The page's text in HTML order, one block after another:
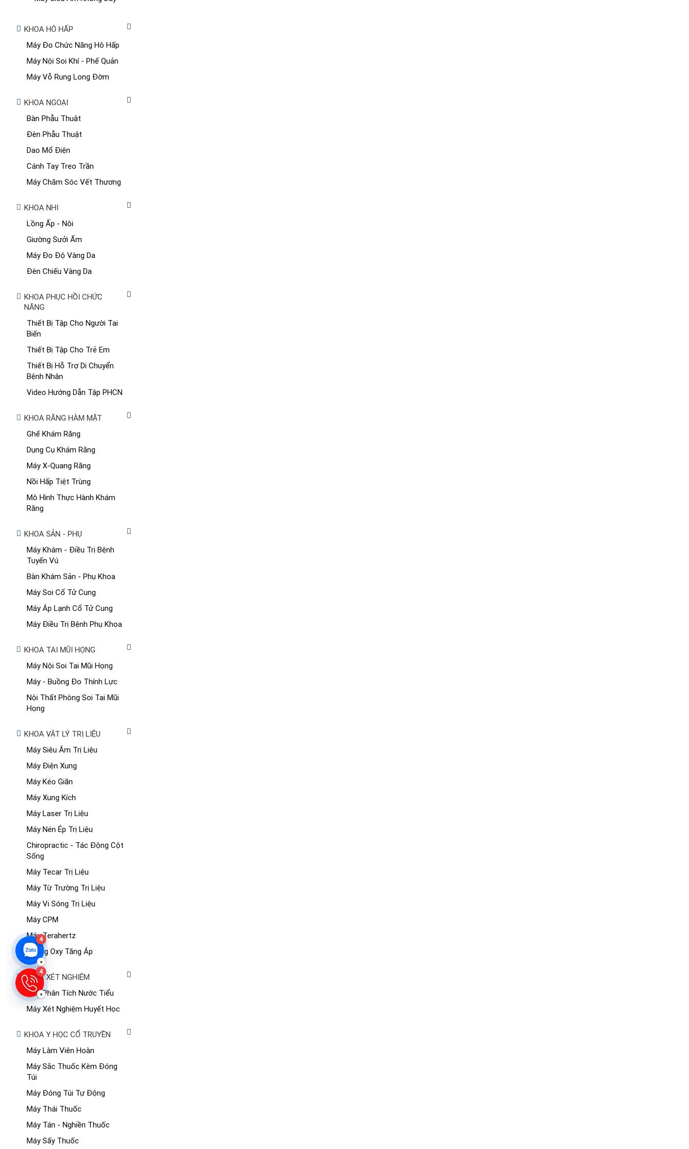
KHOA HÔ HẤP
Máy Đo Chức Năng Hô Hấp
Máy Nội Soi Khí - Phế Quản
Máy Vỗ Rung Long Đờm
KHOA NGOẠI
Bàn Phẫu Thuật
Đèn Phẫu Thuật
Dao Mổ Điện
Cánh Tay Treo Trần
Máy Chăm Sóc Vết Thương
KHOA NHI
Lồng Ấp - Nôi
Giường Sưởi Ấm
Máy Đo Độ Vàng Da
Đèn Chiếu Vàng Da
KHOA PHỤC HỒI CHỨC
NĂNG
Thiết Bị Tập Cho Người Tai
Biến
Thiết Bị Tập Cho Trẻ Em
Thiết Bị Hỗ Trợ Di Chuyển
Bệnh Nhân
Video Hướng Dẫn Tập PHCN
KHOA RĂNG HÀM MẶT
Ghế Khám Răng
Dụng Cụ Khám Răng
Máy X-Quang Răng
Nồi Hấp Tiệt Trùng
Mô Hình Thực Hành Khám
Răng
KHOA SẢN - PHỤ
Máy Khám - Điều Trị Bệnh
Tuyến Vú
Bàn Khám Sản - Phụ Khoa
Máy Soi Cổ Tử Cung
Máy Áp Lạnh Cổ Tử Cung
Máy Điều Trị Bệnh Phụ Khoa
KHOA TAI MŨI HỌNG
Máy Nội Soi Tai Mũi Họng
Máy - Buồng Đo Thính Lực
Nội Thất Phòng Soi Tai Mũi
Họng
KHOA VẬT LÝ TRỊ LIỆU
Máy Siêu Âm Trị Liệu
Máy Điện Xung
Máy Kéo Giãn
Máy Xung Kích
Máy Laser Trị Liệu
Máy Nén Ép Trị Liệu
Chiropractic - Tác Động Cột
Sống
Máy Tecar Trị Liệu
Máy Từ Trường Trị Liệu
Máy Vi Sóng Trị Liệu
Máy CPM
Máy Terahertz
Buồng Oxy Tăng Áp
KHOA XÉT NGHIỆM
Máy Phân Tích Nước Tiểu
Máy Xét Nghiệm Huyết Học
KHOA Y HỌC CỔ TRUYỀN
Máy Làm Viên Hoàn
Máy Sắc Thuốc Kèm Đóng
Túi
Máy Đóng Túi Tự Động
Máy Thái Thuốc
Máy Tán - Nghiền Thuốc
Máy Sấy Thuốc
4
▾
4
▾